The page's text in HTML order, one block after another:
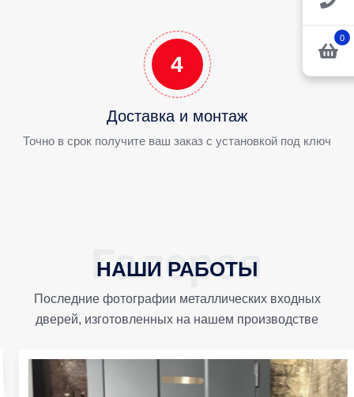
0
4
Доставка и монтаж
Точно в срок получите ваш заказ с установкой под ключ
НАШИ РАБОТЫ
Последние фотографии металлических входных
дверей, изготовленных на нашем производстве